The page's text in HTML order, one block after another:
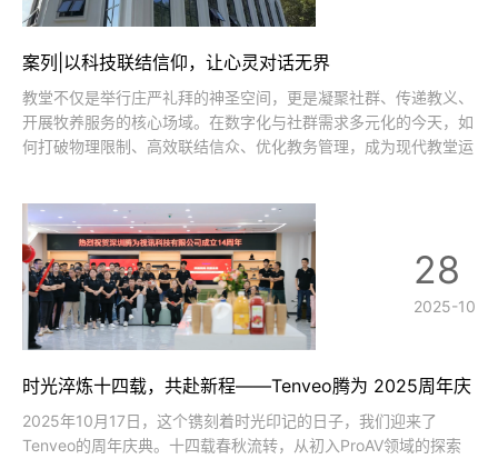
案列|以科技联结信仰，让心灵对话无界
教堂不仅是举行庄严礼拜的神圣空间，更是凝聚社群、传递教义、
开展牧养服务的核心场域。在数字化与社群需求多元化的今天，如
何打破物理限制、高效联结信众、优化教务管理，成为现代教堂运
助力。沉浸交互：让信仰联结
时光淬炼十四载，共赴新程——Tenveo腾为 2025周年庆
典致敬每一位同行者
2025年10月17日，这个镌刻着时光印记的日子，我们迎来了
Tenveo的周年庆典。十四载春秋流转，从初入ProAV领域的探索
28
2025-10